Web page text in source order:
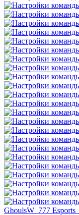
GhoulsW 777 Esports